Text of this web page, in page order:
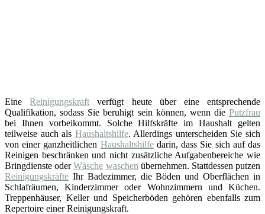
EineReinigungskraft verfügt heute über eine entsprechende
Qualifikation, sodass Sie beruhigt sein können, wenn die Putzfrau
bei Ihnen vorbeikommt. Solche Hilfskräfte im Haushalt gelten
teilweise auch als Haushaltshilfe. Allerdings unterscheiden Sie sich
von einer ganzheitlichen Haushaltshilfedarin, dass Sie sich auf das
Reinigen beschränken und nicht zusätzliche Aufgabenbereiche wie
Bringdienste oderWäsche waschen übernehmen. Stattdessen putzen
Reinigungskräfte Ihr Badezimmer, die Böden und Oberflächen in
Schlafräumen, Kinderzimmer oder Wohnzimmern und Küchen.
Treppenhäuser, Keller und Speicherböden gehören ebenfalls zum
Repertoire einer Reinigungskraft.